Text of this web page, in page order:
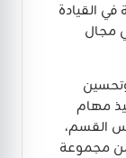
في القيادة
مجال
مهام
القسم،
مجموعة